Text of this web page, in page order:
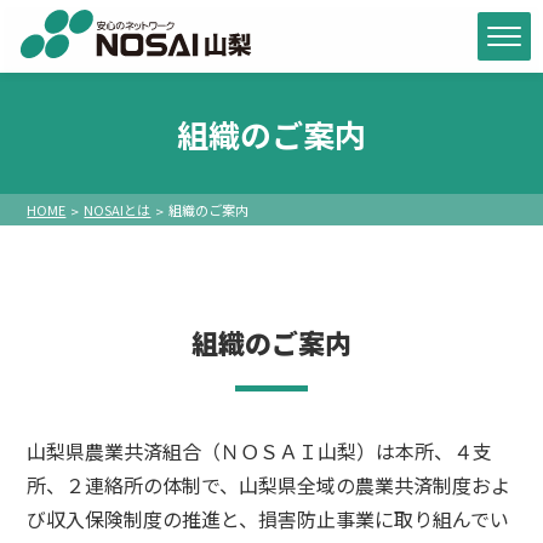
組織のご案内
HOME NOSAIとは 組織のご案内
組織のご案内
山梨県農業共済組合（ＮＯＳＡＩ山梨）は本所、４支
所、２連絡所の体制で、山梨県全域の農業共済制度およ
び収入保険制度の推進と、損害防止事業に取り組んでい